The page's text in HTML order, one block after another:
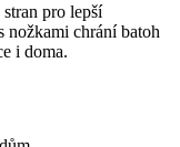
pro lepší
nožkami chrání batoh
i doma.